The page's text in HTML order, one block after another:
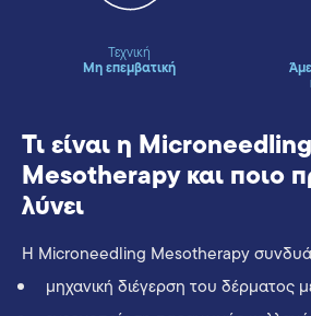
Τεχνική
Μη επεμβατική
Τι είναι η Microneedling
Mesotherapy και ποιο
λύνει
Η Microneedling Mesotherapy
μηχανική διέγερση του δέρματος